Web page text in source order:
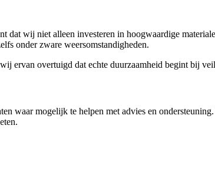
dat wij niet alleen investeren in hoogwaardige
onder zware weersomstandigheden.
ervan overtuigd dat echte duurzaamheid begint bij
waar mogelijk te helpen met advies en